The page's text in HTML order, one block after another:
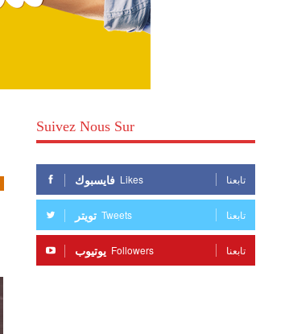
Suivez Nous Sur
فايسبوك Likes تابعنا
تويتر Tweets تابعنا
يوتيوب Followers تابعنا